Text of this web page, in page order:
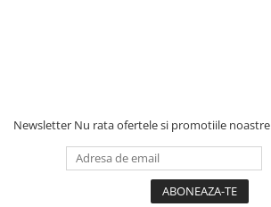
Newsletter Nu rata ofertele si promotiile noastre